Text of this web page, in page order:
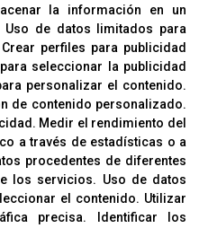
la información en un
Uso de datos limitados para
Crear perfiles para publicidad
seleccionar la publicidad
personalizar el contenido.
de contenido personalizado.
. Medir el rendimiento del
a través de estadísticas o a
procedentes de diferentes
los servicios. Uso de datos
el contenido. Utilizar
precisa.
Identificar los